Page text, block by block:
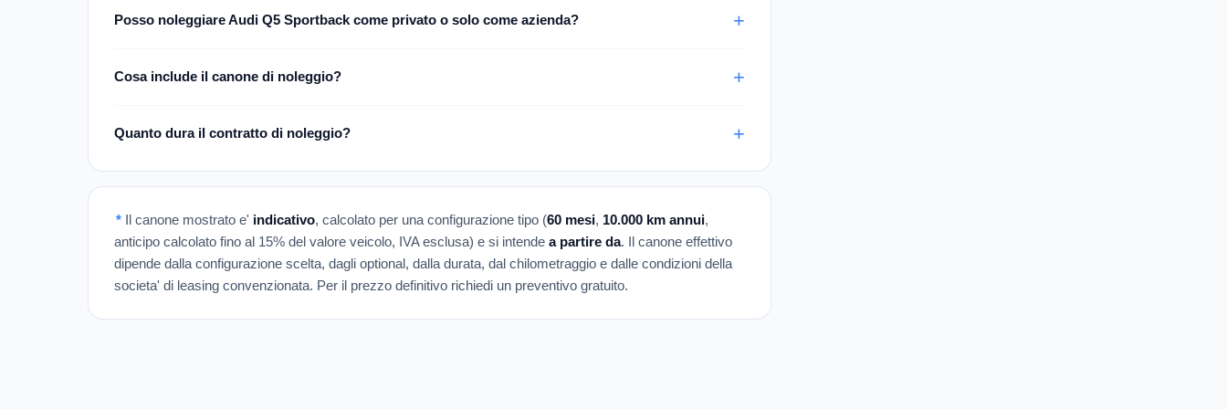
Posso noleggiare Audi Q5 Sportback come privato o solo come azienda?
Cosa include il canone di noleggio?
Quanto dura il contratto di noleggio?
* Il canone mostrato e' indicativo, calcolato per una configurazione tipo (60 mesi, 10.000 km annui,
anticipo calcolato fino al 15% del valore veicolo, IVA esclusa) e si intende a partire da. Il canone effettivo
dipende dalla configurazione scelta, dagli optional, dalla durata, dal chilometraggio e dalle condizioni della
societa' di leasing convenzionata. Per il prezzo definitivo richiedi un preventivo gratuito.